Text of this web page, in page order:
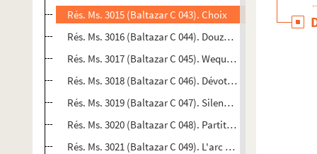
Rés. Ms. 3015 (Baltazar C 043). Choix
Rés. Ms. 3016 (Baltazar C 044). Douze mois
Rés. Ms. 3017 (Baltazar C 045).
Rés. Ms. 3018 (Baltazar C 046). Dévotion[S. l.]
Rés. Ms. 3019 (Baltazar C 047). Silence (on s'aime)[S. l.]
Rés. Ms. 3020 (Baltazar C 048). Partition[S. l.]
Rés. Ms. 3021 (Baltazar C 049). L'arc en ciel en